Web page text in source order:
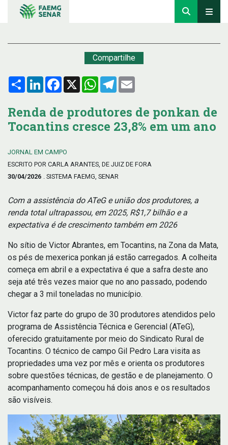
Compartilhe
Compartilhar
LinkedInFacebook
X WhatsApp
Telegram
Renda de produtores de ponkan de
Tocantins cresce 23,8% em um ano
JORNAL EM CAMPO
ESCRITO POR CARLA ARANTES, DE JUIZ DE FORA
30/04/2026 . SISTEMA FAEMG, SENAR
Com a assistência do ATeG e união dos produtores, a
renda total ultrapassou, em 2025, R$1,7 bilhão e a
expectativa é de crescimento também em 2026
No sítio de Victor Abrantes, em Tocantins, na Zona da Mata,
os pés de mexerica ponkan já estão carregados. A colheita
começa em abril e a expectativa é que a safra deste ano
seja até três vezes maior que no ano passado, podendo
chegar a 3 mil toneladas no município.
Victor faz parte do grupo de 30 produtores atendidos pelo
programa de Assistência Técnica e Gerencial (ATeG),
oferecido gratuitamente por meio do Sindicato Rural de
Tocantins. O técnico de campo Gil Pedro Lara visita as
propriedades uma vez por mês e orienta os produtores
sobre questões técnicas, de gestão e de planejamento. O
acompanhamento começou há dois anos e os resultados
são visíveis.